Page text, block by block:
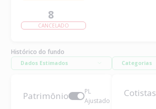
8
CANCELADO
Histórico do fundo
Dados Estimados Categorias
Patrimônio
PL
Ajustado
Cotistas